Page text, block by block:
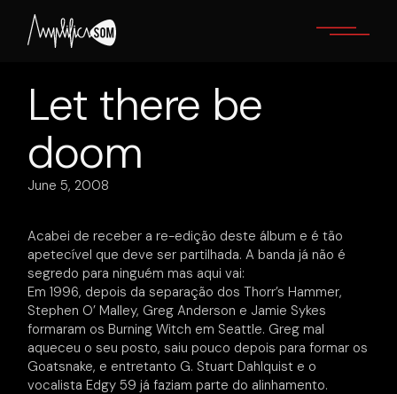
content
Let there be
doom
June 5, 2008
Acabei de receber a re-edição deste álbum e é tão
apetecível que deve ser partilhada. A banda já não é
segredo para ninguém mas aqui vai:
Em 1996, depois da separação dos Thorr’s Hammer,
Stephen O’ Malley, Greg Anderson e Jamie Sykes
formaram os Burning Witch em Seattle. Greg mal
aqueceu o seu posto, saiu pouco depois para formar os
Goatsnake, e entretanto G. Stuart Dahlquist e o
vocalista Edgy 59 já faziam parte do alinhamento.